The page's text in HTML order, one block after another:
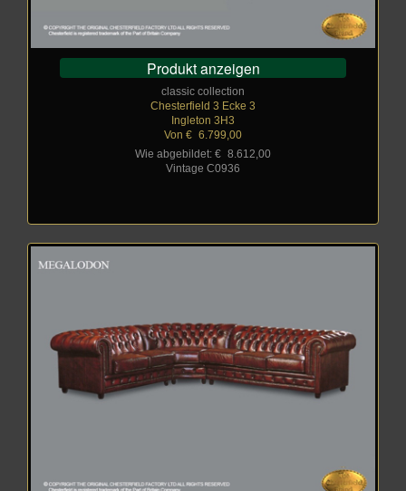
Produkt anzeigen
classic collection
Chesterfield 3 Ecke 3
Ingleton 3H3
Von € 6.799,00
Wie abgebildet: € 8.612,00
Vintage C0936